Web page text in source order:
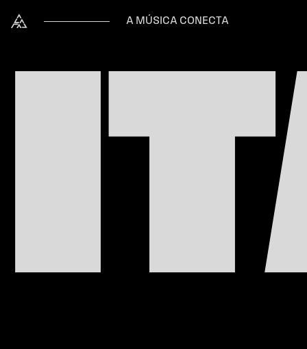
Alataj
A MÚSICA CONECTA